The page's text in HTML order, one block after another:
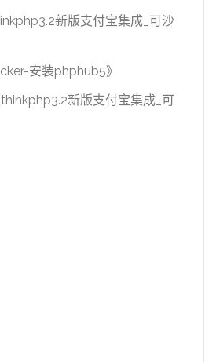
新版支付宝集成_可沙
安装phphub5》
thinkphp3.2新版支付宝集成_可